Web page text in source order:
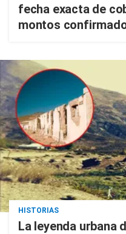
fecha exacta de
montos
HISTORIAS
La leyenda urbana